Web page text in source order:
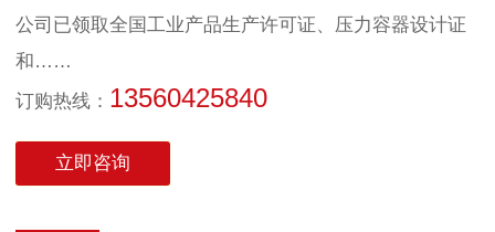
公司已领取全国工业产品生产许可证、压力容器设计证
和……
订购热线： 13560425840
立即咨询